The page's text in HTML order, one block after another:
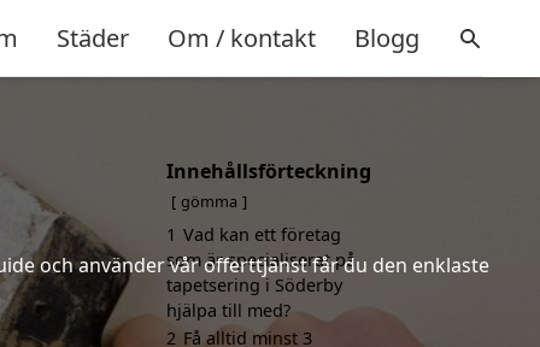
Städer Om / kontakt Blogg
och använder vår offerttjänst får du den enklaste
Innehållsförteckning
gömma
1 Vad kan ett företag
som är specialiserat på
tapetsering i Söderby
hjälpa till med?
2 Få alltid minst 3